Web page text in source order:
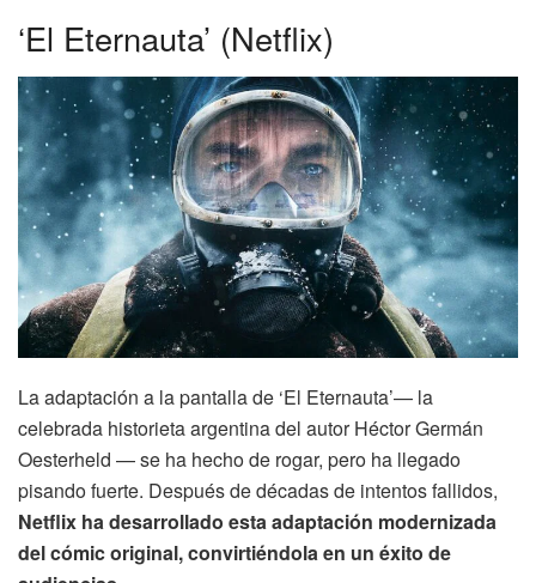
‘El Eternauta’ (Netflix)
La adaptación a la pantalla de ‘El Eternauta’— la
celebrada historieta argentina del autor Héctor Germán
Oesterheld — se ha hecho de rogar, pero ha llegado
pisando fuerte. Después de décadas de intentos fallidos,
Netflix ha desarrollado esta adaptación modernizada
del cómic original, convirtiéndola en un éxito de